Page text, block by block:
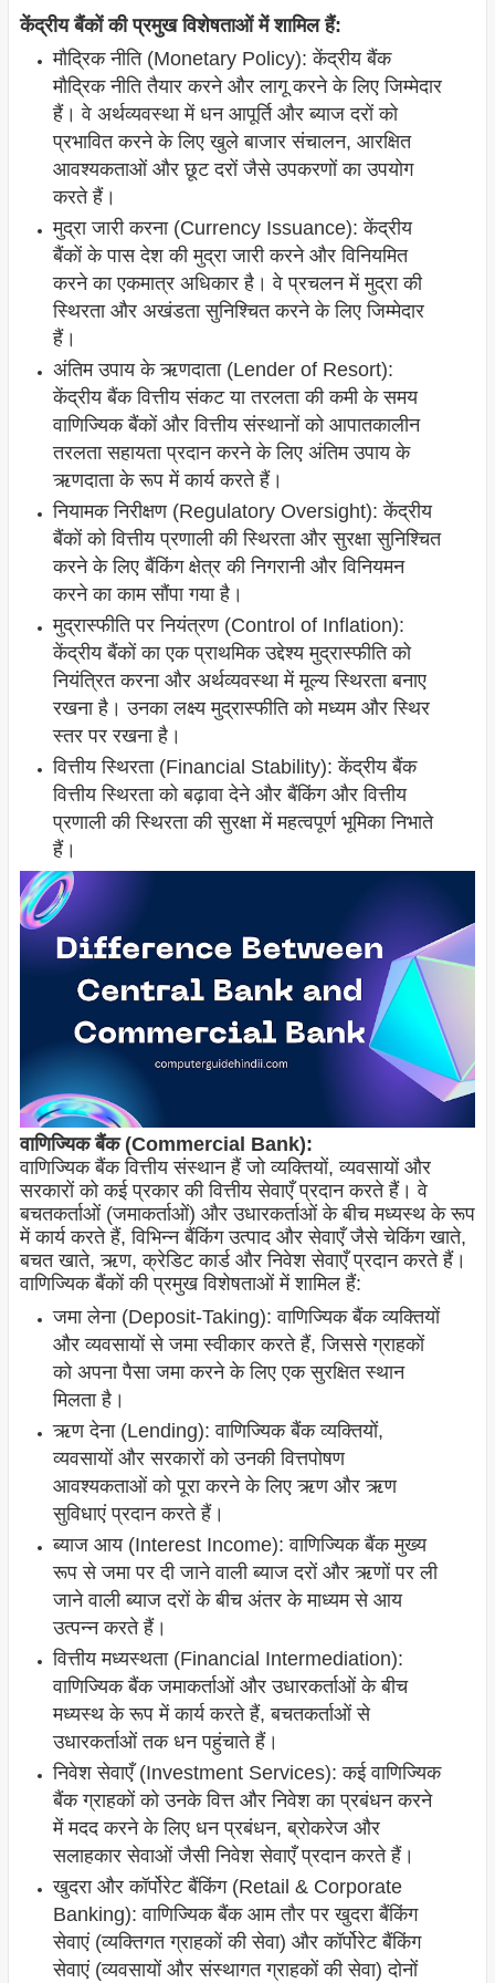
केंद्रीय बैंकों की प्रमुख विशेषताओं में शामिल हैं:
मौद्रिक नीति (Monetary Policy): केंद्रीय बैंक
मौद्रिक नीति तैयार करने और लागू करने के लिए जिम्मेदार
हैं। वे अर्थव्यवस्था में धन आपूर्ति और ब्याज दरों को
प्रभावित करने के लिए खुले बाजार संचालन, आरक्षित
आवश्यकताओं और छूट दरों जैसे उपकरणों का उपयोग
करते हैं।
मुद्रा जारी करना (Currency Issuance): केंद्रीय
बैंकों के पास देश की मुद्रा जारी करने और विनियमित
करने का एकमात्र अधिकार है। वे प्रचलन में मुद्रा की
स्थिरता और अखंडता सुनिश्चित करने के लिए जिम्मेदार
हैं।
अंतिम उपाय के ऋणदाता (Lender of Resort):
केंद्रीय बैंक वित्तीय संकट या तरलता की कमी के समय
वाणिज्यिक बैंकों और वित्तीय संस्थानों को आपातकालीन
तरलता सहायता प्रदान करने के लिए अंतिम उपाय के
ऋणदाता के रूप में कार्य करते हैं।
नियामक निरीक्षण (Regulatory Oversight): केंद्रीय
बैंकों को वित्तीय प्रणाली की स्थिरता और सुरक्षा सुनिश्चित
करने के लिए बैंकिंग क्षेत्र की निगरानी और विनियमन
करने का काम सौंपा गया है।
मुद्रास्फीति पर नियंत्रण (Control of Inflation):
केंद्रीय बैंकों का एक प्राथमिक उद्देश्य मुद्रास्फीति को
नियंत्रित करना और अर्थव्यवस्था में मूल्य स्थिरता बनाए
रखना है। उनका लक्ष्य मुद्रास्फीति को मध्यम और स्थिर
स्तर पर रखना है।
वित्तीय स्थिरता (Financial Stability): केंद्रीय बैंक
वित्तीय स्थिरता को बढ़ावा देने और बैंकिंग और वित्तीय
प्रणाली की स्थिरता की सुरक्षा में महत्वपूर्ण भूमिका निभाते
हैं।
वाणिज्यिक बैंक (Commercial Bank):
वाणिज्यिक बैंक वित्तीय संस्थान हैं जो व्यक्तियों, व्यवसायों और
सरकारों को कई प्रकार की वित्तीय सेवाएँ प्रदान करते हैं। वे
बचतकर्ताओं (जमाकर्ताओं) और उधारकर्ताओं के बीच मध्यस्थ के रूप
में कार्य करते हैं, विभिन्न बैंकिंग उत्पाद और सेवाएँ जैसे चेकिंग खाते,
बचत खाते, ऋण, क्रेडिट कार्ड और निवेश सेवाएँ प्रदान करते हैं।
वाणिज्यिक बैंकों की प्रमुख विशेषताओं में शामिल हैं:
जमा लेना (Deposit-Taking): वाणिज्यिक बैंक व्यक्तियों
और व्यवसायों से जमा स्वीकार करते हैं, जिससे ग्राहकों
को अपना पैसा जमा करने के लिए एक सुरक्षित स्थान
मिलता है।
ऋण देना (Lending): वाणिज्यिक बैंक व्यक्तियों,
व्यवसायों और सरकारों को उनकी वित्तपोषण
आवश्यकताओं को पूरा करने के लिए ऋण और ऋण
सुविधाएं प्रदान करते हैं।
ब्याज आय (Interest Income): वाणिज्यिक बैंक मुख्य
रूप से जमा पर दी जाने वाली ब्याज दरों और ऋणों पर ली
जाने वाली ब्याज दरों के बीच अंतर के माध्यम से आय
उत्पन्न करते हैं।
वित्तीय मध्यस्थता (Financial Intermediation):
वाणिज्यिक बैंक जमाकर्ताओं और उधारकर्ताओं के बीच
मध्यस्थ के रूप में कार्य करते हैं, बचतकर्ताओं से
उधारकर्ताओं तक धन पहुंचाते हैं।
निवेश सेवाएँ (Investment Services): कई वाणिज्यिक
बैंक ग्राहकों को उनके वित्त और निवेश का प्रबंधन करने
में मदद करने के लिए धन प्रबंधन, ब्रोकरेज और
सलाहकार सेवाओं जैसी निवेश सेवाएँ प्रदान करते हैं।
खुदरा और कॉर्पोरेट बैंकिंग (Retail & Corporate
Banking): वाणिज्यिक बैंक आम तौर पर खुदरा बैंकिंग
सेवाएं (व्यक्तिगत ग्राहकों की सेवा) और कॉर्पोरेट बैंकिंग
सेवाएं (व्यवसायों और संस्थागत ग्राहकों की सेवा) दोनों